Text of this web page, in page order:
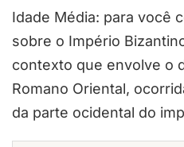
Idade Média: para você
sobre o Império
contexto que envolve o
Romano Oriental,
da parte ocidental do